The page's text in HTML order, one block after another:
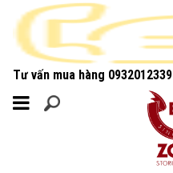
Tư vấn mua hàng 0932012339
MENU